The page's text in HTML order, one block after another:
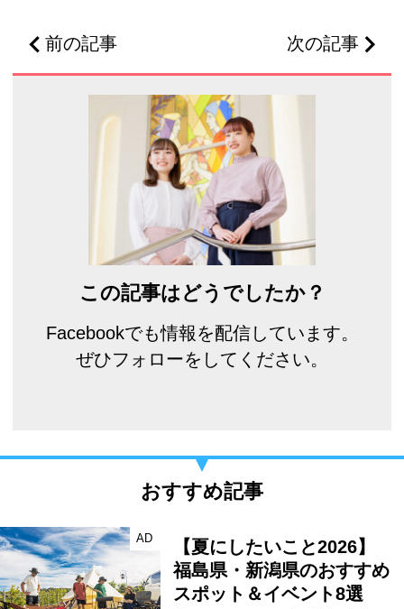
前の記事 次の記事
この記事はどうでしたか？
Facebookでも情報を配信しています。
ぜひフォローをしてください。
おすすめ記事
AD
【夏にしたいこと2026】
福島県・新潟県のおすすめ
スポット＆イベント8選